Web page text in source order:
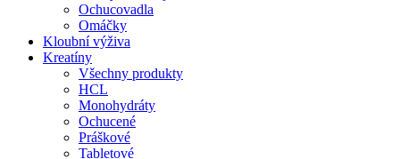
Ochucovadla
Omáčky
Kloubní výživa
Kreatíny
Všechny produkty
HCL
Monohydráty
Ochucené
Práškové
Tabletové